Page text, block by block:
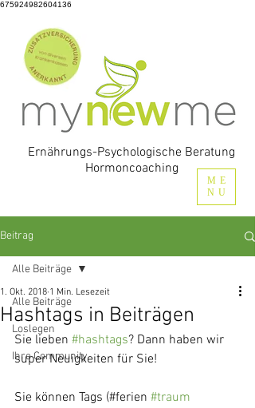
675924982604136
Ernährungs-Psychologische Beratung
Hormoncoaching
ME
NU
Beitrag
Alle Beiträge
Loslegen
Ihre Community
Alle Beiträge
Hashtags in Beiträgen
1. Okt. 2018 1 Min. Lesezeit
Sie lieben #hashtags? Dann haben wir
super Neuigkeiten für Sie!
Sie können Tags (#ferien #traum